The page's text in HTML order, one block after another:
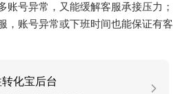
账号异常，又能缓解客服承接压力；
，账号异常或下班时间也能保证有客
化宝后台